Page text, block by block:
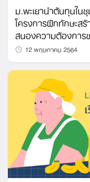
ม.พะเยานำต้นทุนใ
โครงการฝึกทักษะ
สนองความต้องการ
12 พฤษภาคม 2564